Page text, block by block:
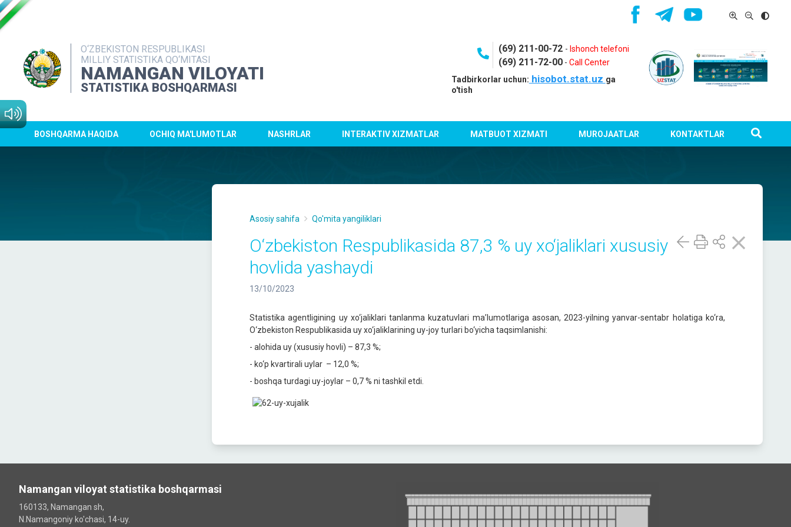
O‘ZBEKISTON RESPUBLIKASI
MILLIY STATISTIKA QO‘MITASI
NAMANGAN VILOYATI
STATISTIKA BOSHQARMASI
(69) 211-00-72 - Ishonch telefoni
(69) 211-72-00- Call Center
Tadbirkorlar uchun: hisobot.stat.uz ga
o'tish
BOSHQARMA HAQIDA OCHIQ MA'LUMOTLAR NASHRLAR INTERAKTIV XIZMATLAR MATBUOT XIZMATI MUROJAATLAR KONTAKTLAR
Asosiy sahifa Qo'mita yangiliklari
O‘zbekiston Respublikasida 87,3 % uy xo‘jaliklari xususiy
hovlida yashaydi
13/10/2023
Statistika agentligining uy xo‘jaliklari tanlanma kuzatuvlari ma’lumotlariga asosan, 2023-yilning yanvar-sentabr holatiga ko‘ra,
O‘zbekiston Respublikasida uy xo‘jaliklarining uy-joy turlari bo‘yicha taqsimlanishi:
- alohida uy (xususiy hovli) – 87,3 %;
- ko‘p kvartirali uylar – 12,0 %;
- boshqa turdagi uy-joylar – 0,7 % ni tashkil etdi.
Namangan viloyat statistika boshqarmasi
160133, Namangan sh,
N.Namangoniy ko'chasi, 14-uy.